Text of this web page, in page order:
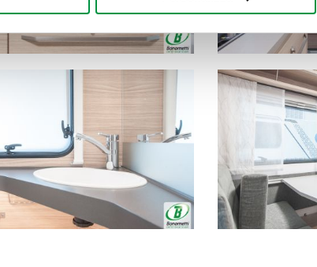
dispositivo, scansionandolo attivamente alla ricerca di
elaborati i tuoi dati personali e imposta le tue
contenuti ed annunci, per fornire
inoltre informazioni sul modo in cui utilizza il nostro
e social media, i quali potrebbero combinarle
utilizzo dei loro servizi.